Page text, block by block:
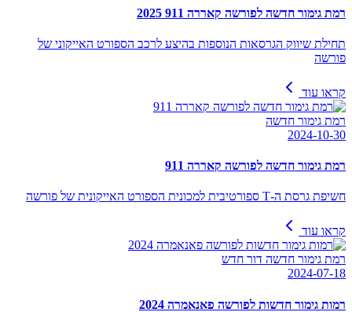
רמת גימור חדשה לפורשה קאררה 911 2025
תחילת שיווק הגרסאות הנוספות בהיצע לרכב הספורט האייקוני של
פורשה
קראו עוד
רמת גימור חדשה
2024-10-30
רמת גימור חדשה לפורשה קאררה 911
חשיפת גרסת ה-T ספורטיבית למכונית הספורט האייקונית של פורשה
קראו עוד
רמת גימור חדשה דור חדש
2024-07-18
רמות גימור חדשות לפורשה פאנאמרה 2024